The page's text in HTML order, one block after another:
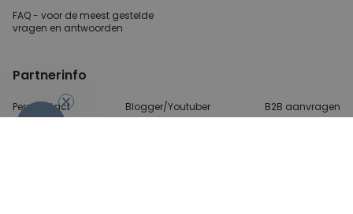
FAQ - voor de meest gestelde
vragen en antwoorden
Partnerinfo
Perscontact Blogger/Youtuber B2B aanvragen